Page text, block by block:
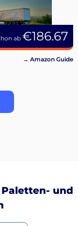
ab €186.67
→ Amazon Guide
und